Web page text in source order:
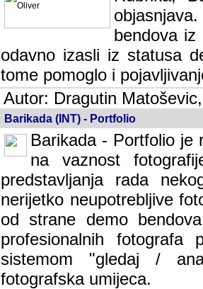
bendova
odavno izasli iz statusa
tome pomoglo i
Autor: Dragutin
Barikada (INT) - Portfolio
Barikada - Portfolio je
na vaznost
predstavljanja rada
nerijetko neupotrebljive
od strane demo
profesionalnih fotografa
sistemom "gledaj /
fotografska umijeca.